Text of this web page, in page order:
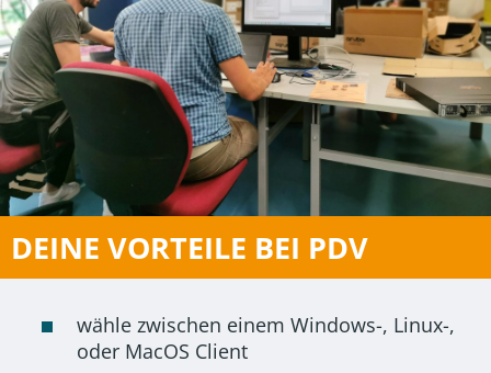
DEINE VORTEILE BEI PDV
wähle zwischen einem Windows-, Linux-,
oder MacOS Client